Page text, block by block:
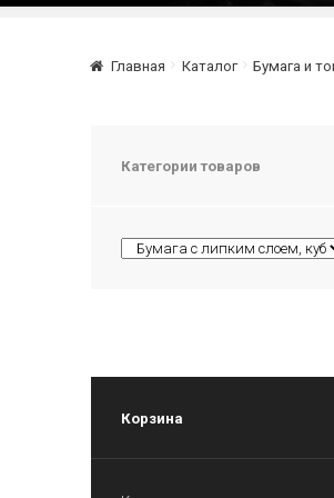
Главная Каталог Бумага и
Категории товаров
Корзина